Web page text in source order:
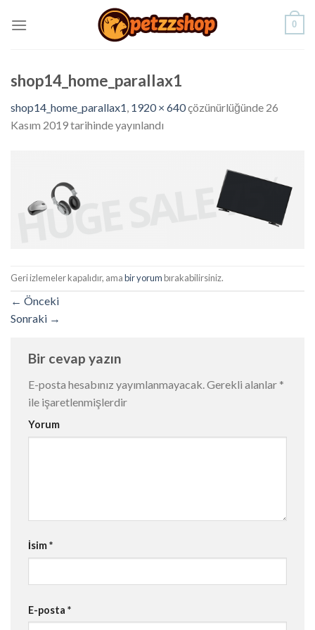
0
shop14_home_parallax1
shop14_home_parallax1, 1920 × 640çözünürlüğünde 26
Kasım 2019tarihinde yayınlandı
Geri izlemeler kapalıdır, amabir yorumbırakabilirsiniz.
← Önceki
Sonraki →
Bir cevap yazın
E-posta hesabınız yayımlanmayacak.Gerekli alanlar *
ile işaretlenmişlerdir
Yorum
İsim*
E-posta *